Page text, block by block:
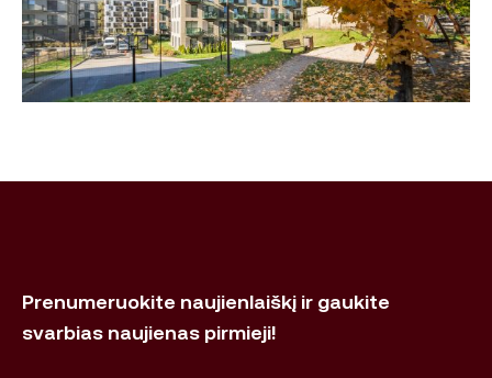
Prenumeruokite naujienlaiškį ir gaukite
svarbias naujienas pirmieji!